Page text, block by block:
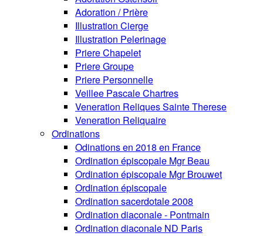
Adoration / Prière
Illustration Cierge
Illustration Pelerinage
Priere Chapelet
Priere Groupe
Priere Personnelle
Veillee Pascale Chartres
Veneration Reliques Sainte Therese
Veneration Reliquaire
Ordinations
Odinations en 2018 en France
Ordination épiscopale Mgr Beau
Ordination épiscopale Mgr Brouwet
Ordination épiscopale
Ordination sacerdotale 2008
Ordination diaconale - Pontmain
Ordination diaconale ND Paris